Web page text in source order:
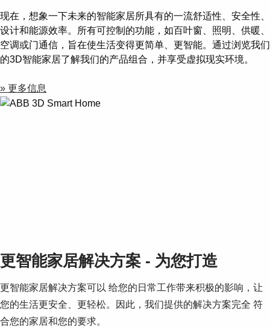
现在，想象一下未来的智能家居所具有的一流舒适性、安全性、
设计和能源效率。所有可控制的功能，如百叶窗、照明、供暖、
空调或门通信，旨在使生活变得更简单、更智能。通过浏览我们
的3D智能家居了解我们的产品组合，并享受虚拟现实环境。
» 更多信息
更智能家居解决方案 - 为您打造
更智能家居解决方案可以 给您的日常工作带来积极的影响，让
您的生活更安全、更轻松。因此，我们提供的解决方案完全 符
合您的家居和您的要求。